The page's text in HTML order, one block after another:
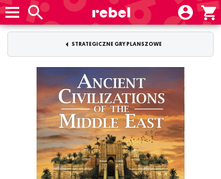
STRATEGICZNE GRY PLANSZOWE